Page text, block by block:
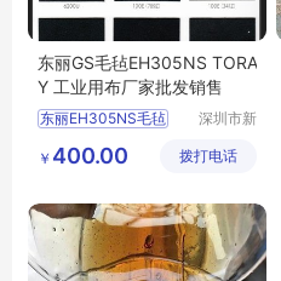
东丽GS毛毡EH305NS TORA
Y 工业用布厂家批发销售
东丽EH305NS毛毡
GS毛毡EH305NS毛毡
深圳市新
链有限公
￥ 400.00 拨打电话